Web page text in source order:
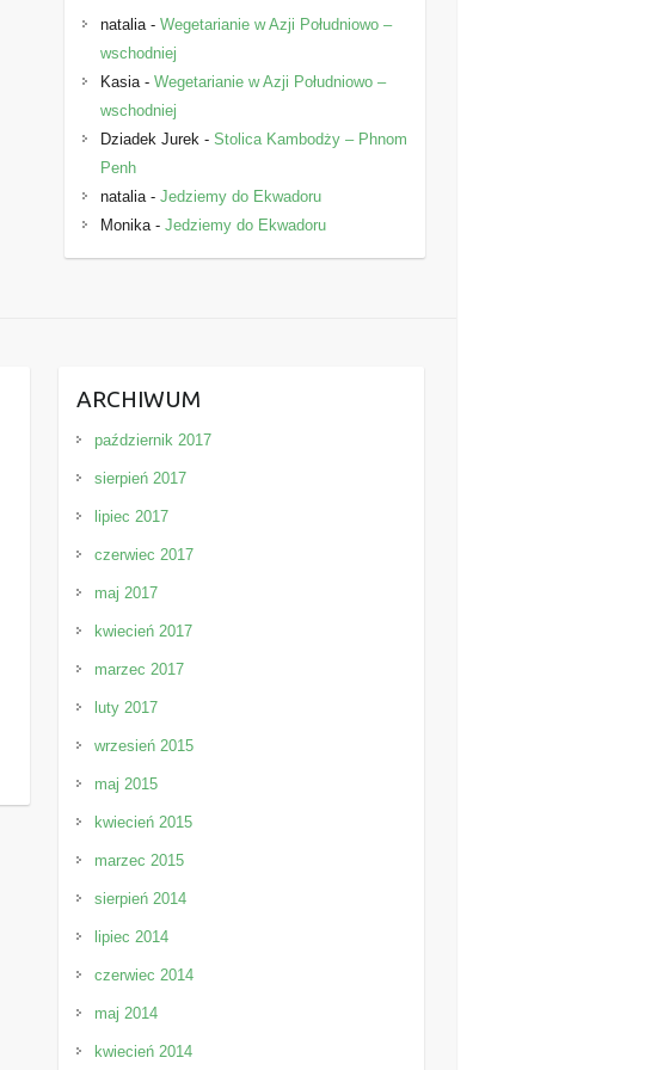
natalia- Wegetarianie w Azji Południowo –
wschodniej
Kasia- Wegetarianie w Azji Południowo –
wschodniej
Dziadek Jurek- Stolica Kambodży – Phnom
Penh
natalia- Jedziemy do Ekwadoru
Monika- Jedziemy do Ekwadoru
ARCHIWUM
październik 2017
sierpień 2017
lipiec 2017
czerwiec 2017
maj 2017
kwiecień 2017
marzec 2017
luty 2017
wrzesień 2015
maj 2015
kwiecień 2015
marzec 2015
sierpień 2014
lipiec 2014
czerwiec 2014
maj 2014
kwiecień 2014